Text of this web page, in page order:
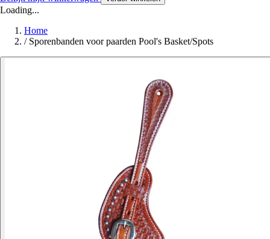
Loading...
Home
/ Sporenbanden voor paarden Pool's Basket/Spots